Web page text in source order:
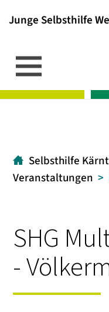
Junge Selbsthilfe
[1]
[2]
[3]
Selbsthilfe
Veranstaltungen
SHG
-